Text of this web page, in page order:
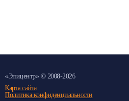
«Эпицентр» © 2008-2026
Карта сайта
Политика конфиденциальности